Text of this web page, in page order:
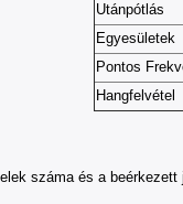
Utánpótlás
Egyesületek
Pontos
Hangfelvétel
száma és a